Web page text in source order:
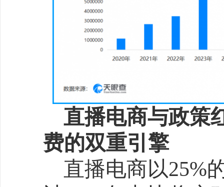
列，分别为超5.3万余家、